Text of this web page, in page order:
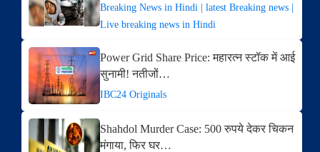
Breaking News in Hindi | latest Breaking news |
Live breaking news in Hindi
Power Grid Share Price: महारत्न स्टॉक में आई
सुनामी! नतीजों…
IBC24 Originals
Shahdol Murder Case: 500 रुपये देकर चिकन
मंगाया, फिर घर…